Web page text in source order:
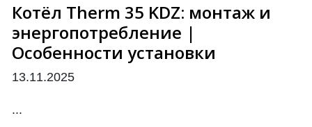
Котёл Therm 35 KDZ: монтаж и
энергопотребление |
Особенности установки
13.11.2025
...